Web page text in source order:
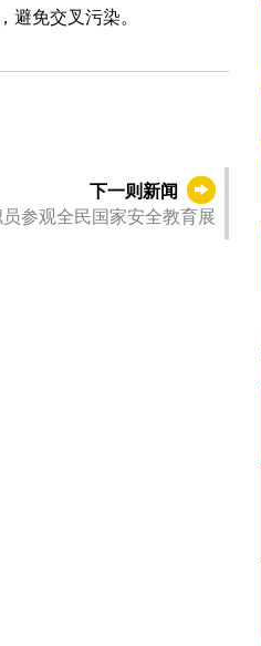
避免交叉污染。
下一则新闻
参观全民国家安全教育展